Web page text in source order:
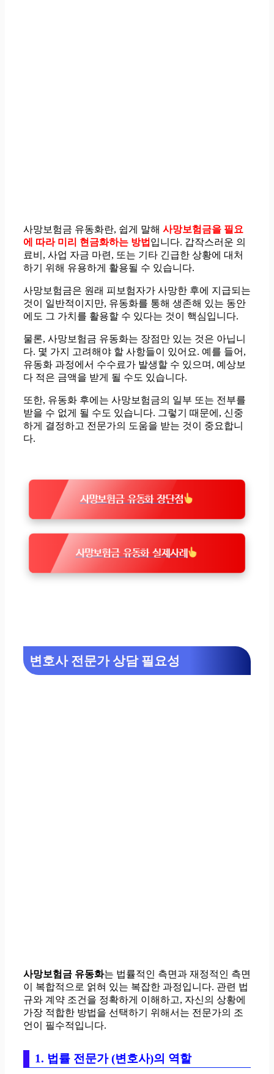
사망보험금 유동화란, 쉽게 말해 사망보험금을 필요
에 따라 미리 현금화하는 방법 입니다. 갑작스러운 의
료비, 사업 자금 마련, 또는 기타 긴급한 상황에 대처
하기 위해 유용하게 활용될 수 있습니다.
사망보험금은 원래 피보험자가 사망한 후에 지급되는
것이 일반적이지만, 유동화를 통해 생존해 있는 동안
에도 그 가치를 활용할 수 있다는 것이 핵심입니다.
물론, 사망보험금 유동화는 장점만 있는 것은 아닙니
다. 몇 가지 고려해야 할 사항들이 있어요. 예를 들어,
유동화 과정에서 수수료가 발생할 수 있으며, 예상보
다 적은 금액을 받게 될 수도 있습니다.
또한, 유동화 후에는 사망보험금의 일부 또는 전부를
받을 수 없게 될 수도 있습니다. 그렇기 때문에, 신중
하게 결정하고 전문가의 도움을 받는 것이 중요합니
다.
사망보험금 유동화 장단점
사망보험금 유동화 실제사례
변호사 전문가 상담 필요성
사망보험금 유동화는 법률적인 측면과 재정적인 측면
이 복합적으로 얽혀 있는 복잡한 과정입니다. 관련 법
규와 계약 조건을 정확하게 이해하고, 자신의 상황에
가장 적합한 방법을 선택하기 위해서는 전문가의 조
언이 필수적입니다.
1. 법률 전문가 (변호사)의 역할